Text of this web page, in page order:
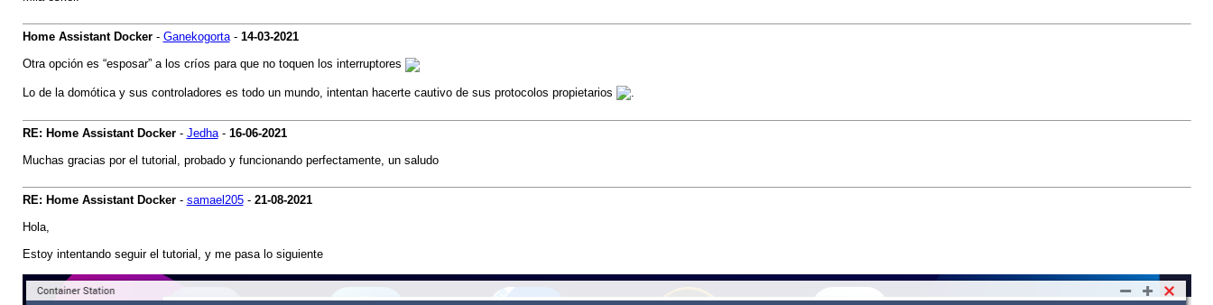
Home Assistant Docker- Ganekogorta- 14-03-2021
Otra opción es “esposar” a los críos para que no toquen los interruptores
Lo de la domótica y sus controladores es todo un mundo, intentan hacerte cautivo de sus protocolos propietarios .
RE: Home Assistant Docker- Jedha- 16-06-2021
Muchas gracias por el tutorial, probado y funcionando perfectamente, un saludo
RE: Home Assistant Docker- samael205- 21-08-2021
Hola,
Estoy intentando seguir el tutorial, y me pasa lo siguiente